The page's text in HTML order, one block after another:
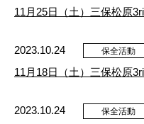
11月25日（土）三保松原
2023.10.24 保全活動
11月18日（土）三保松原
2023.10.24 保全活動